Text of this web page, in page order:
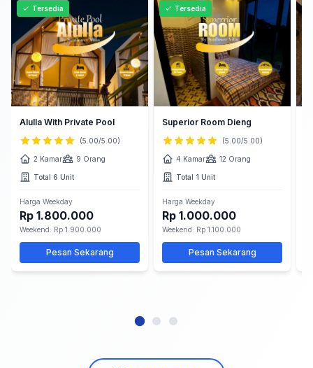
Jumlah Kamar
Dekat Wisata
Terapkan Filter
Reset
Tersedia
Alulla With Private Pool
(5.00/5.00)
2 Kamar 9 Orang
Total 6 Unit
Harga Weekday
Rp 1.800.000
Weekend: Rp 1.900.000
Pesan Sekarang
Tersedia
Superior Room Dieng
(5.00/5.00)
4 Kamar 12 Orang
Total 1 Unit
Harga Weekday
Rp 1.000.000
Weekend: Rp 1.100.000
Pesan Sekarang